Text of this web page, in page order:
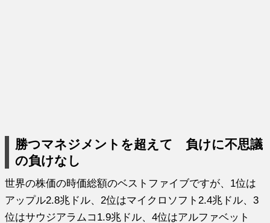
勝つマネジメントを超えて 負けに不思議
の負けなし
世界の株価の時価総額のベストファイブですが、1位は
アップル2.8兆ドル、2位はマイクロソフト2.4兆ドル、3
位はサウジアラムコ1.9兆ドル、4位はアルファベット